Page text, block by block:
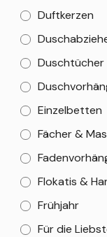
Duftkerzen
Duschtücher
Einzelbetten
Fächer &
Flokatis &
Frühjahr
Für die